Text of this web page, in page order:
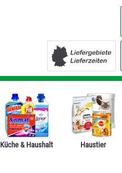
Küche & Haushalt Haustier